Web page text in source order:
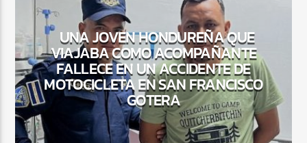
UNA JOVEN HONDUREÑA QUE
VIAJABA COMO ACOMPAÑANTE
FALLECE EN UN ACCIDENTE DE
MOTOCICLETA EN SAN FRANCISCO
GOTERA